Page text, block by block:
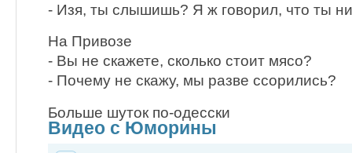
- Изя, ты слышишь? Я ж говорил, что ты
На Привозе
- Вы не скажете, сколько стоит мясо?
- Почему не скажу, мы разве ссорились?
Больше шуток по-одесски
Видео с Юморины